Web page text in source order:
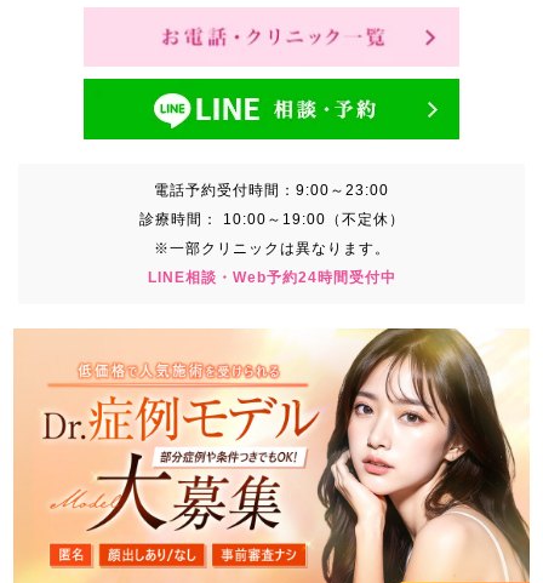
電話予約受付時間： 9:00～23:00
診療時間：
10:00～19:00（不定休）
※一部クリニックは異なります。
LINE相談・Web予約24時間受付中